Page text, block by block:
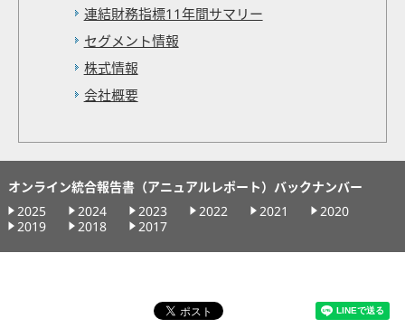
連結財務指標11年間サマリー
セグメント情報
株式情報
会社概要
オンライン統合報告書（アニュアルレポート）バックナンバー
2025
2024 2023 2022 2021
2020
2019
2018 2017